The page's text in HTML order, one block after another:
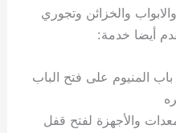
والخزائن وتجوري
أيضا خدمة:
المنيوم على فتح الباب
والأجهزة لفتح قفل